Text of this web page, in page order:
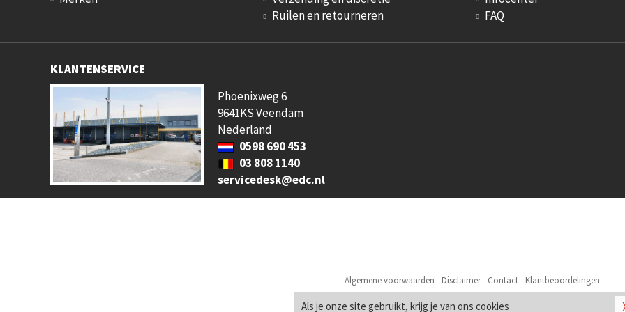
Ruilen en retourneren
FAQ
KLANTENSERVICE
Phoenixweg 6
9641KS Veendam
Nederland
0598 690 453
03 808 1140
servicedesk@edc.nl
Algemene voorwaarden Disclaimer Contact Klantbeoordelingen
© 2026 Sm Artikelen
Als je onze site gebruikt, krijg je van ons cookies